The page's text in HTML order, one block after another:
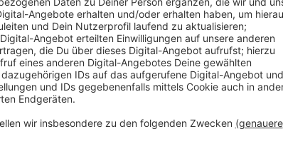
Unter anderem soll es für Familien verschiedene
geben. In der Vergangenheit hätten sich viele Familien
gewünscht, heißt es vom Verein. Gefördert wird das
Entwicklung". Infos zur Anmeldung gibt eshier.
Anzeige